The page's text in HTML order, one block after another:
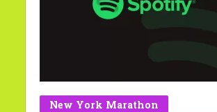
New York Marathon